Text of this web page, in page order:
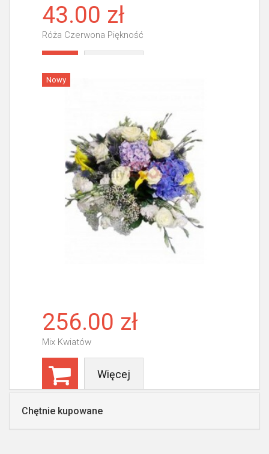
43.00 zł
Róża Czerwona Piękność
Nowy
256.00 zł
Mix Kwiatów
Więcej
Chętnie kupowane